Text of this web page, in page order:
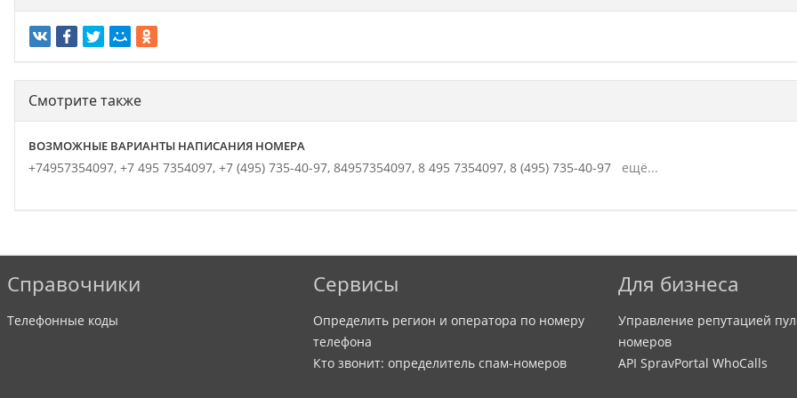
Смотрите также
ВОЗМОЖНЫЕ ВАРИАНТЫ НАПИСАНИЯ НОМЕРА
+74957354097, +7 495 7354097, +7 (495) 735-40-97, 84957354097, 8 495 7354097, 8 (495) 735-40-97 ещё...
Справочники
Телефонные коды
Сервисы
Определить регион и оператора по номеру
телефона
Кто звонит: определитель спам-номеров
Для бизнеса
Управление репутацией
номеров
API SpravPortal WhoCalls